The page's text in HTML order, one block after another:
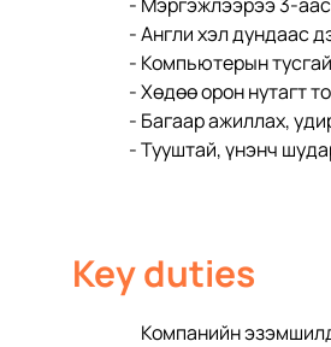
- Англи хэл дундаас
- Компьютерын
- Хөдөө орон нутагт
- Багаар ажиллах,
- Тууштай, үнэнч
Key duties
Компанийн